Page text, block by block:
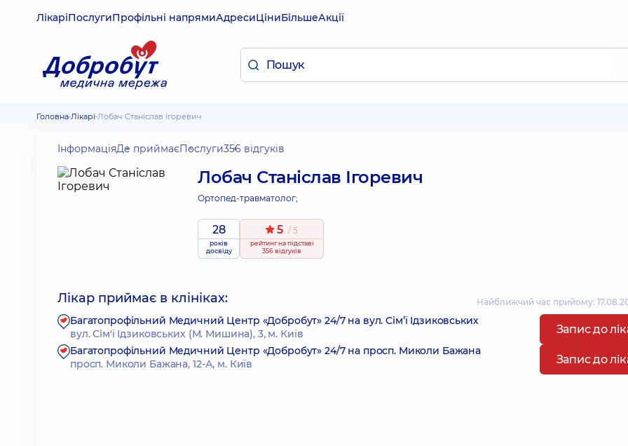
ЛікаріПослугиПрофільні напрямиАдресиЦіниБільшеАкції
Головна Лікарі Лобач Станіслав Ігоревич
ІнформаціяДе приймаєПослуги356 відгуків
Лобач Станіслав Ігоревич
Ортопед-травматолог;
28
років
досвіду
5 / 5
рейтингна підставі
356 відгуків
Лікар приймає в клініках: Найближчий час прийому:
Багатопрофільний Медичний Центр «Добробут» 24/7 на вул. Сім’ї Ідзиковських
вул. Сім'ї Ідзиковських (М. Мишина), 3, м. Київ
Запис до
Багатопрофільний Медичний Центр «Добробут» 24/7 на просп. Миколи Бажана
просп. Миколи Бажана, 12-А, м. Київ
Запис до